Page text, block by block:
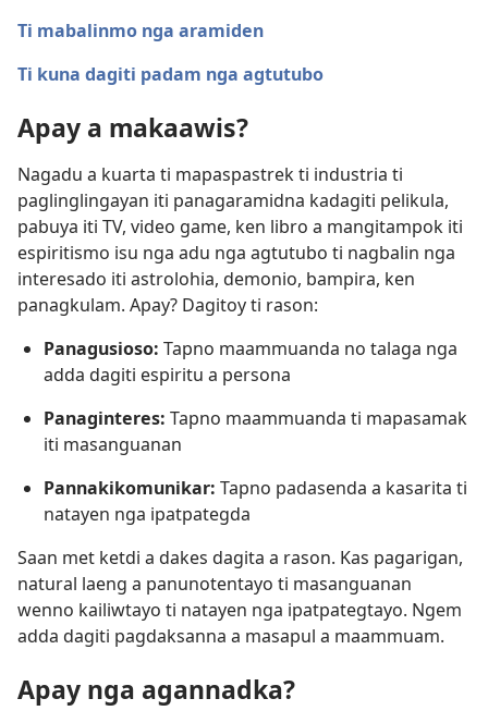
Ti mabalinmo nga aramiden
Ti kuna dagiti padam nga agtutubo
Apay a makaawis?
Nagadu a kuarta ti mapaspastrek ti industria ti
paglinglingayan iti panagaramidna kadagiti pelikula,
pabuya iti TV, video game, ken libro a mangitampok iti
espiritismo isu nga adu nga agtutubo ti nagbalin nga
interesado iti astrolohia, demonio, bampira, ken
panagkulam. Apay? Dagitoy ti rason:
Panagusioso: Tapno maammuanda no talaga nga
adda dagiti espiritu a persona
Panaginteres: Tapno maammuanda ti mapasamak
iti masanguanan
Pannakikomunikar: Tapno padasenda a kasarita ti
natayen nga ipatpategda
Saan met ketdi a dakes dagita a rason. Kas pagarigan,
natural laeng a panunotentayo ti masanguanan
wenno kailiwtayo ti natayen nga ipatpategtayo. Ngem
adda dagiti pagdaksanna a masapul a maammuam.
Apay nga agannadka?